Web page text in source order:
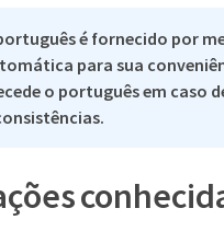
é fornecido por
para sua
o português em caso